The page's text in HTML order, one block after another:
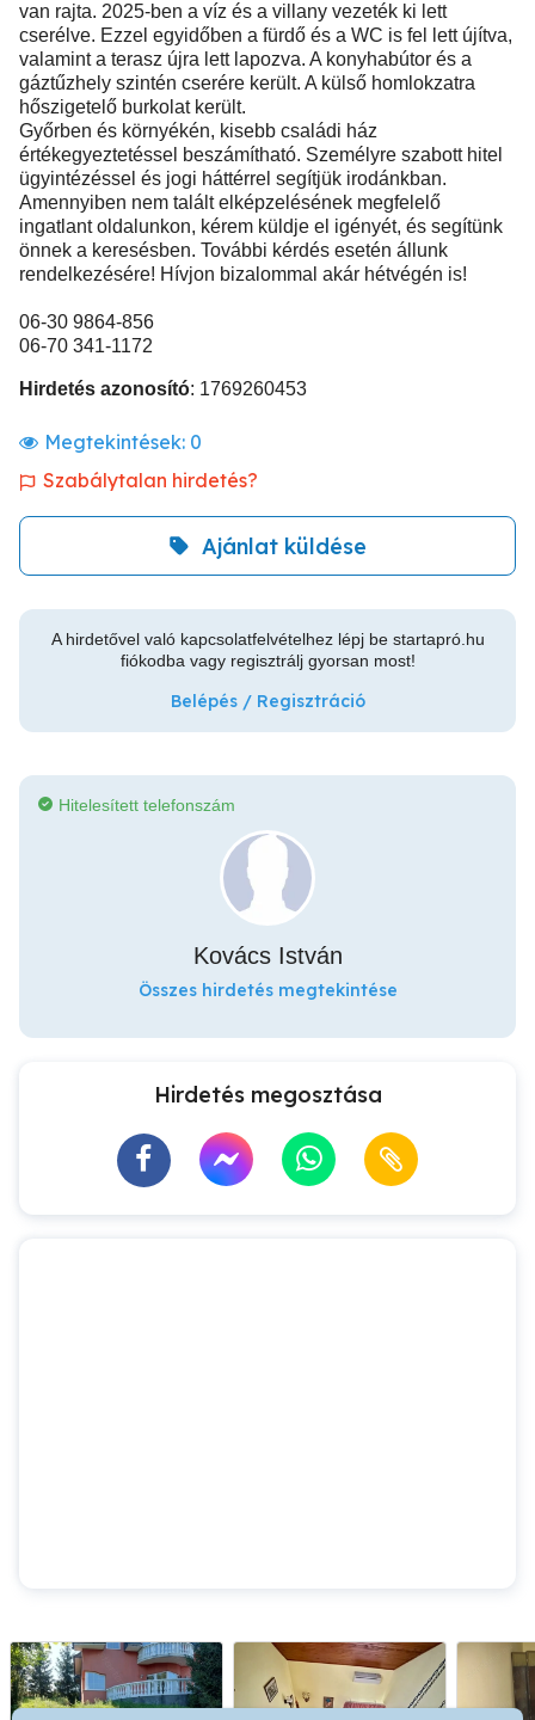
van rajta. 2025-ben a víz és a villany vezeték ki lett
cserélve. Ezzel egyidőben a fürdő és a WC is fel lett újítva,
valamint a terasz újra lett lapozva. A konyhabútor és a
gáztűzhely szintén cserére került. A külső homlokzatra
hőszigetelő burkolat került.
Győrben és környékén, kisebb családi ház
értékegyeztetéssel beszámítható. Személyre szabott hitel
ügyintézéssel és jogi háttérrel segítjük irodánkban.
Amennyiben nem talált elképzelésének megfelelő
ingatlant oldalunkon, kérem küldje el igényét, és segítünk
önnek a keresésben. További kérdés esetén állunk
rendelkezésére! Hívjon bizalommal akár hétvégén is!
06-30 9864-856
06-70 341-1172
Hirdetés azonosító: 1769260453
Megtekintések: 0
Szabálytalan hirdetés?
Ajánlat küldése
A hirdetővel való kapcsolatfelvételhez lépj be startapró.hu
fiókodba vagy regisztrálj gyorsan most!
Belépés / Regisztráció
Hitelesített telefonszám
Kovács István
Összes hirdetés megtekintése
Hirdetés megosztása